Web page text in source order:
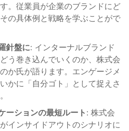
。従業員が企業のブランドにど
の具体例と戦略を学ぶことがで
針盤に: インターナルブランド
う巻き込んでいくのか、株式会
か氏が語ります。エンゲージメ
かに「自分ゴト」として捉えさ
ーションの最短ルート : 株式会
インサイドアウトのシナリオに